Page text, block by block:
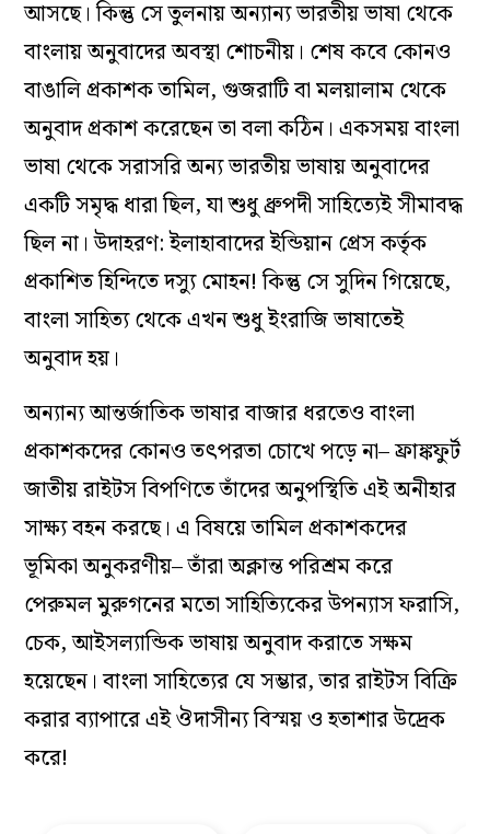
আসছে। কিন্তু সে তুলনায় অন্যান্য ভারতীয় ভাষা থেকে
বাংলায় অনুবাদের অবস্থা শোচনীয়। শেষ কবে কোনও
বাঙালি প্রকাশক তামিল, গুজরাটি বা মলয়ালাম থেকে
অনুবাদ প্রকাশ করেছেন তা বলা কঠিন। একসময় বাংলা
ভাষা থেকে সরাসরি অন্য ভারতীয় ভাষায় অনুবাদের
একটি সমৃদ্ধ ধারা ছিল, যা শুধু ধ্রুপদী সাহিত্যেই সীমাবদ্ধ
ছিল না। উদাহরণ: ইলাহাবাদের ইন্ডিয়ান প্রেস কর্তৃক
প্রকাশিত হিন্দিতে দস্যু মোহন! কিন্তু সে সুদিন গিয়েছে,
বাংলা সাহিত্য থেকে এখন শুধু ইংরাজি ভাষাতেই
অনুবাদ হয়।
অন্যান্য আন্তর্জাতিক ভাষার বাজার ধরতেও বাংলা
প্রকাশকদের কোনও তৎপরতা চোখে পড়ে না– ফ্রাঙ্কফুর্ট
জাতীয় রাইটস বিপণিতে তাঁদের অনুপস্থিতি এই অনীহার
সাক্ষ্য বহন করছে। এ বিষয়ে তামিল প্রকাশকদের
ভূমিকা অনুকরণীয়– তাঁরা অক্লান্ত পরিশ্রম করে
পেরুমল মুরুগনের মতো সাহিত্যিকের উপন্যাস ফরাসি,
চেক, আইসল্যান্ডিক ভাষায় অনুবাদ করাতে সক্ষম
হয়েছেন। বাংলা সাহিত্যের যে সম্ভার, তার রাইটস বিক্রি
করার ব্যাপারে এই ঔদাসীন্য বিস্ময় ও হতাশার উদ্রেক
করে!